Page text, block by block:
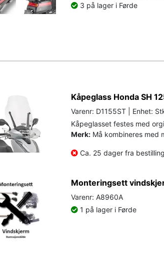
3 på lager i Førde
Kåpeglass Honda SH
Varenr: D1155ST | Enhet:
Kåpeglasset festes med
Merk: Må kombineres med
Ca. 25 dager fra bestilling
Monteringsett
Varenr: A8960A
1 på lager i Førde